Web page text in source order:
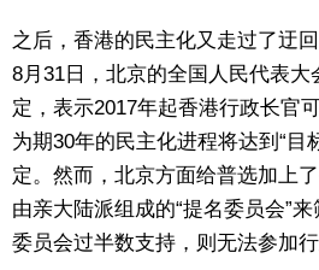
之后，香港的民主化又走过了迂
8月31日，北京的全国人民代表大
定，表示2017年起香港行政长官
为期30年的民主化进程将达到“目
定。然而，北京方面给普选加上
由亲大陆派组成的“提名委员会”
委员会过半数支持，则无法参加行